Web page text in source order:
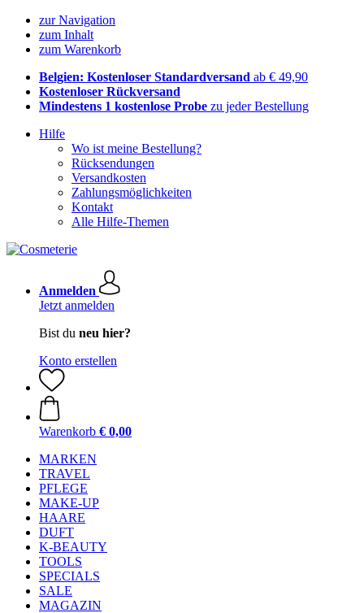
zur Navigation
zum Inhalt
zum Warenkorb
Belgien: Kostenloser Standardversand ab € 49,90
Kostenloser Rückversand
Mindestens 1 kostenlose Probe zu jeder Bestellung
Hilfe
Wo ist meine Bestellung?
Rücksendungen
Versandkosten
Zahlungsmöglichkeiten
Kontakt
Alle Hilfe-Themen
Anmelden
Jetzt anmelden
Bist du neu hier?
Konto erstellen
Warenkorb € 0,00
MARKEN
TRAVEL
PFLEGE
MAKE-UP
HAARE
DUFT
K-BEAUTY
TOOLS
SPECIALS
SALE
MAGAZIN